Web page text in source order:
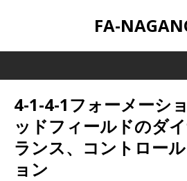
FA-
4-1-4-1フォーメーシ
ッドフィールドのダ
ランス、コントロー
ョン